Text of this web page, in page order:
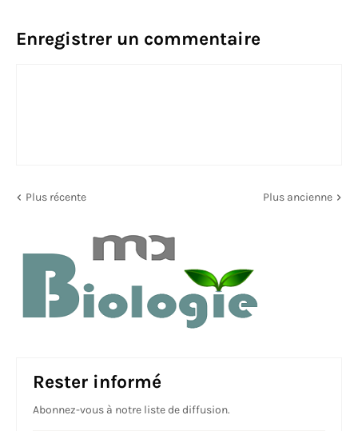
Enregistrer un commentaire
Plus récente Plus ancienne
Rester informé
Abonnez-vous à notre liste de diffusion.